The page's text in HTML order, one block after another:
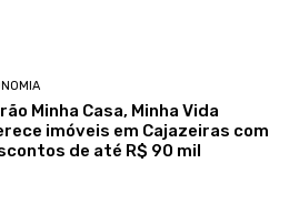
Minha Casa, Minha Vida
imóveis em Cajazeiras com
de até R$ 90 mil